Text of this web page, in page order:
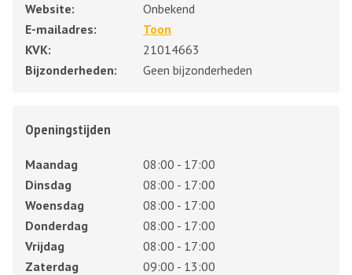
Website:
Onbekend
E-mailadres:
Toon
KVK:
21014663
Bijzonderheden:
Geen bijzonderheden
Openingstijden
Maandag
08:00 - 17:00
Dinsdag
08:00 - 17:00
Woensdag
08:00 - 17:00
Donderdag
08:00 - 17:00
Vrijdag
08:00 - 17:00
Zaterdag
09:00 - 13:00